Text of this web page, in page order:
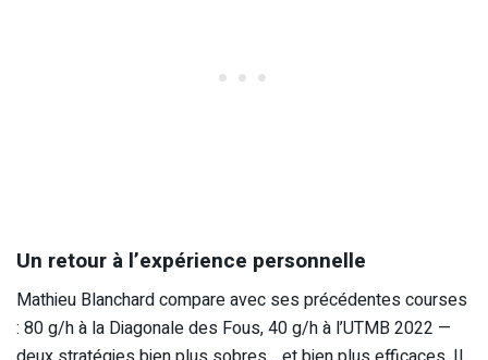
Un retour à l’expérience personnelle
Mathieu Blanchard compare avec ses précédentes courses
: 80 g/h à la Diagonale des Fous, 40 g/h à l’UTMB 2022 —